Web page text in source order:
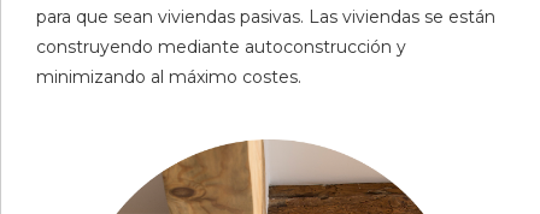
para que sean viviendas pasivas. Las viviendas se están
construyendo mediante autoconstrucción y
minimizando al máximo costes.